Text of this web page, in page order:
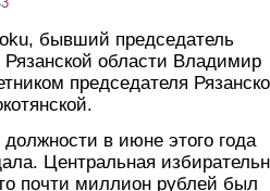
бывший председатель
области Владимир
председателя
должности в июне этого года
Центральная
почти миллион рублей был